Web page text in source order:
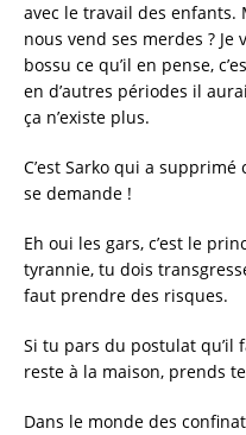
avec le travail des enfants.
nous vend ses merdes ?
bossu ce qu’il en pense,
en d’autres périodes il
ça n’existe plus.
C’est Sarko qui a
se demande !
Eh oui les gars, c’est le
tyrannie, tu dois
faut prendre des risques.
Si tu pars du postulat qu’il
reste à la maison, prends
Dans le monde des